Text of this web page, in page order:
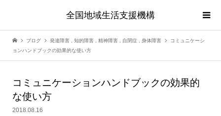
全国地域生活支援機構
ブログ 発達障害 知的障害 精神障害 自閉症 身体障害
コミュニケーシ
ョンハンドブックの効果的な使い方
コミュニケーションハンドブックの効果的
な使い方
2018.08.16